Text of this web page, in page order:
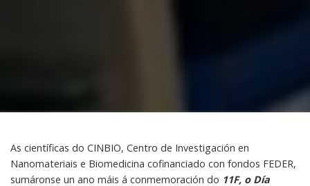
As científicas do CINBIO, Centro de Investigación en
Nanomateriais e Biomedicina cofinanciado con fondos FEDER,
sumáronse un ano máis á conmemoración do 11F, o Día